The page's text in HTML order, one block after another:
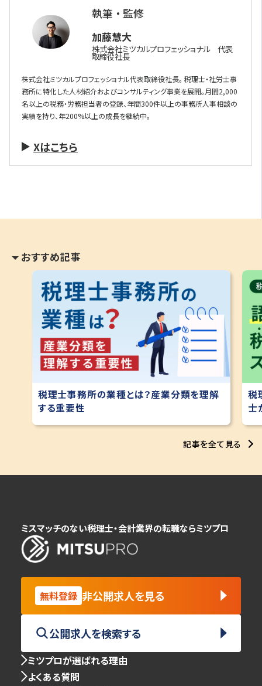
おすすめ記事
税理士事務所の業種とは？産業分類を理解
する重要性
税
士
記事を全て見る
執筆 ・ 監修
加藤慧大
株式会社ミツカルプロフェッショナル 代表
取締役社長
株式会社ミツカルプロフェッショナル代表取締役社長。 税理士・社労士事
務所に特化した人材紹介およびコンサルティング事業を展開。月間2,000
名以上の税務・労務担当者の登録、年間300件以上の事務所人事相談の
実績を持り、年200%以上の成長を継続中。
Xはこちら
ミスマッチのない税理士・会計業界の転職ならミツプロ
無料登録 非公開求人を見る
公開求人を検索する
ミツプロが選ばれる理由
よくある質問